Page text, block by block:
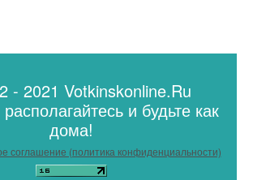
- 2021 Votkinskonline.Ru
и будьте как
дома!
соглашение (политика конфиденциальности)